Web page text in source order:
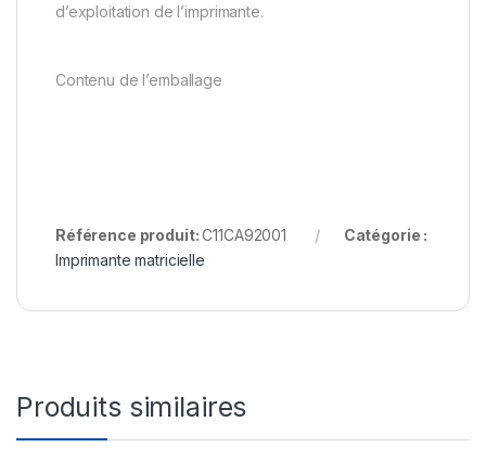
d’exploitation de l’imprimante.
Contenu de l’emballage
Référence produit:C11CA92001
Catégorie :
Imprimante matricielle
Produits similaires